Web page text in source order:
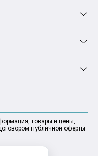
товары и цены,
публичной оферты